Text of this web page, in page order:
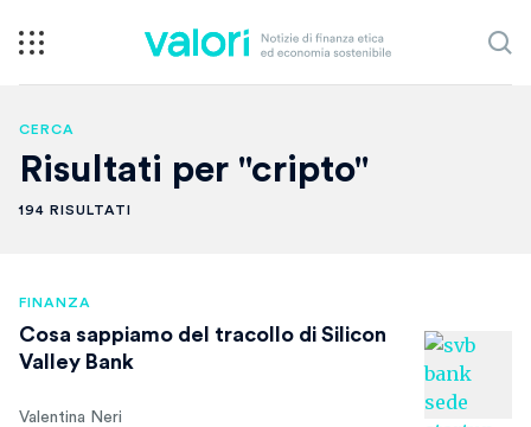
CERCA
Risultati per "cripto"
194 RISULTATI
FINANZA
Cosa sappiamo del tracollo di Silicon
Valley Bank
Valentina Neri